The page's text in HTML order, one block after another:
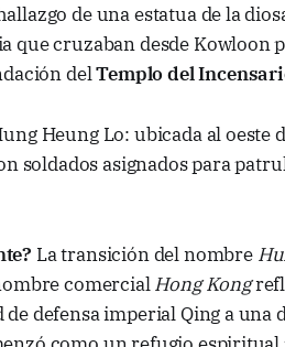
de una estatua de la
que cruzaban desde Kowloon
delTemplo del
Heung Lo: ubicada al oeste
soldados asignados para
La transición del nombre
comercialHong Kong
defensa imperial Qing a